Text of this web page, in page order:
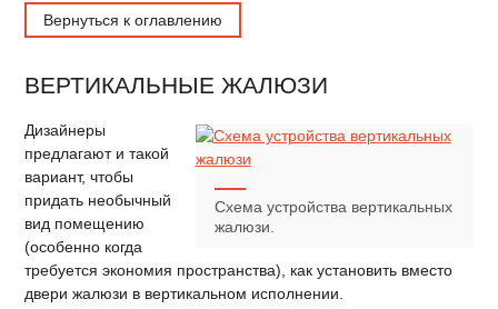
Вернуться к оглавлению
ВЕРТИКАЛЬНЫЕ ЖАЛЮЗИ
Схема устройства вертикальных
жалюзи.
Дизайнеры
предлагают и такой
вариант, чтобы
придать необычный
вид помещению
(особенно когда
требуется экономия пространства), как установить вместо
двери жалюзи в вертикальном исполнении.